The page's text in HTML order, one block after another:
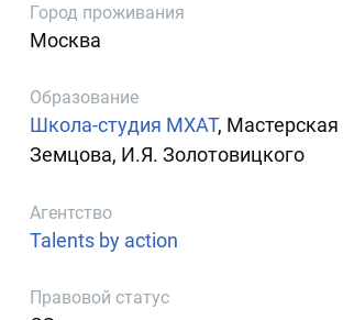
Город проживания
Москва
Образование
Школа-студия МХАТ,
Земцова, И.Я. Золотовицкого
Агентство
Talents by action
Правовой статус